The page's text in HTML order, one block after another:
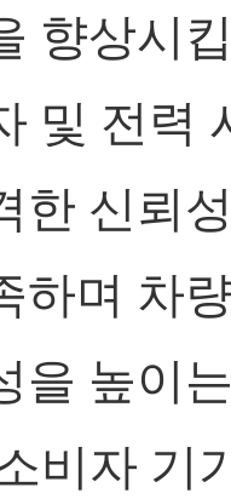
향상시
및 전력
한 신뢰
하며 차
을 높이
비자 기